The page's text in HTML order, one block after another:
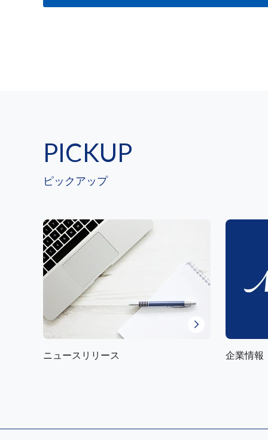
PICKUP
ピックアップ
ニュースリリース 企業情報